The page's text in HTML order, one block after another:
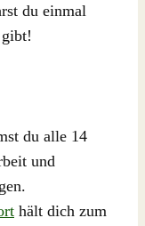
du einmal
du alle 14
und
hält dich zum